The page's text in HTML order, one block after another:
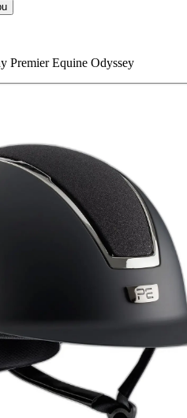
Premier Equine Odyssey